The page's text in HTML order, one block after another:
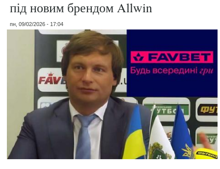
під новим брендом Allwin
пн, 09/02/2026 - 17:04